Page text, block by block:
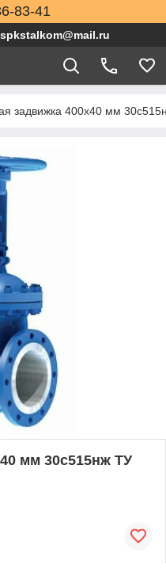
83-41
задвижка 400x40 мм
мм 30с515нж ТУ